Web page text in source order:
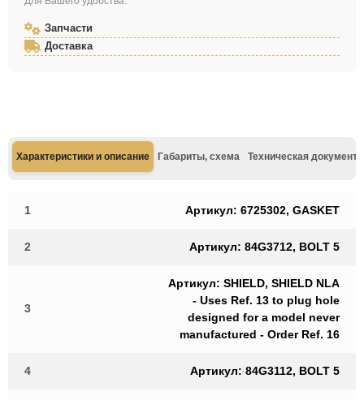
Запчасти
Доставка
Характеристики и описание Габариты, схема Техническая
1 Артикул: 6725302, GASKET
2 Артикул: 84G3712, BOLT 5
3
Артикул: SHIELD, SHIELD NLA
- Uses Ref. 13 to plug hole
designed for a model never
manufactured - Order Ref. 16
4 Артикул: 84G3112, BOLT 5